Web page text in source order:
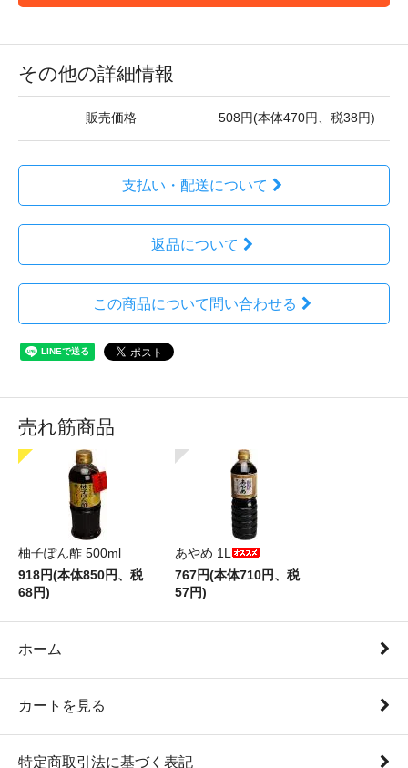
その他の詳細情報
販売価格 508円(本体470円、税38円)
支払い・配送について
返品について
この商品について問い合わせる
売れ筋商品
柚子ぽん酢 500ml
918円(本体850円、税
68円)
あやめ 1L
767円(本体710円、税
57円)
ホーム
カートを見る
特定商取引法に基づく表記